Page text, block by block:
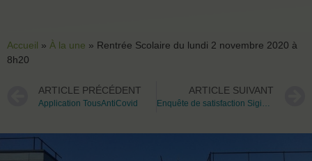
Accueil » À la une » Rentrée Scolaire du lundi 2 novembre 2020 à
8h20
ARTICLE PRÉCÉDENT
Application TousAntiCovid
ARTICLE SUIVANT
Enquête de satisfaction Sigidurs